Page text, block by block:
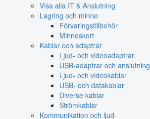
Visa alla IT & Anslutning
Lagring och minne
Förvaringstillbehör
Minneskort
Kablar och adaptrar
Ljud- och videoadaptrar
USB-adaptrar och anslutning
Ljud- och videokablar
USB- och datakablar
Diverse kablar
Strömkablar
Kommunikation och ljud